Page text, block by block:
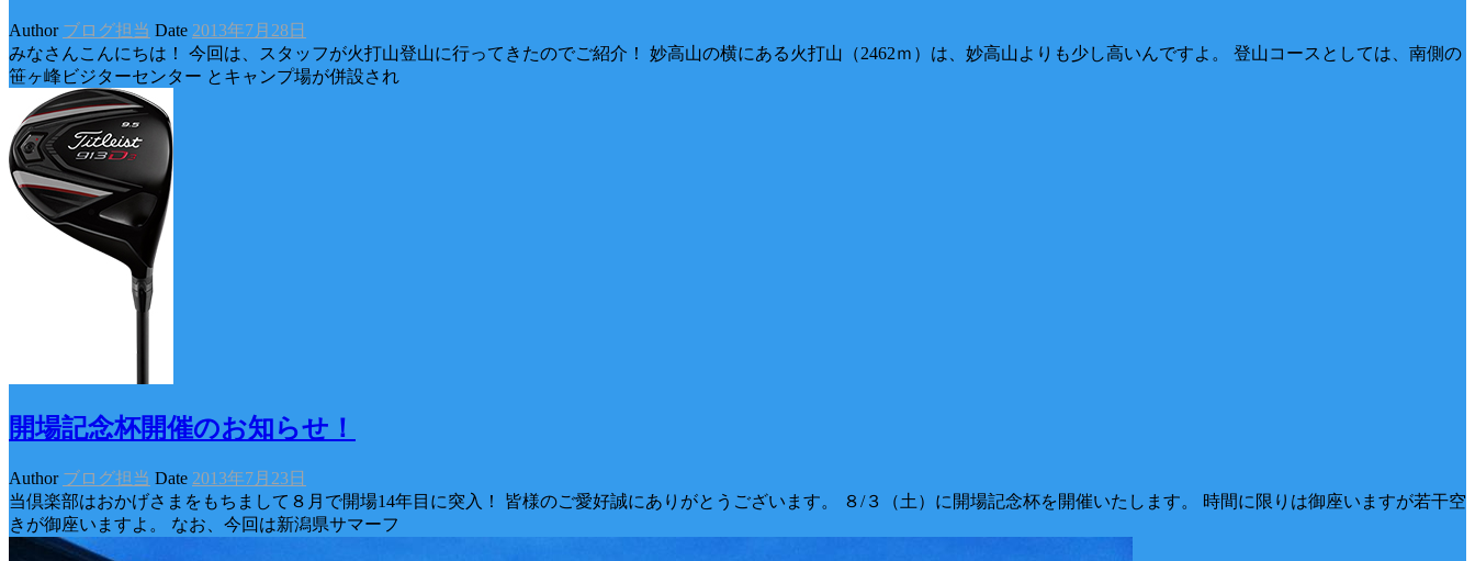
Author ブログ担当 Date 2013年7月28日
みなさんこんにちは！ 今回は、スタッフが火打山登山に行ってきたのでご紹介！ 妙高山の横にある火打山（2462ｍ）は、妙高山よりも少し高いんですよ。 登山コースとしては、南側の
笹ヶ峰ビジターセンター とキャンプ場が併設され
開場記念杯開催のお知らせ！
Author ブログ担当 Date 2013年7月23日
当倶楽部はおかげさまをもちまして８月で開場14年目に突入！ 皆様のご愛好誠にありがとうございます。 ８/３（土）に開場記念杯を開催いたします。 時間に限りは御座いますが若干空
きが御座いますよ。 なお、今回は新潟県サマーフ